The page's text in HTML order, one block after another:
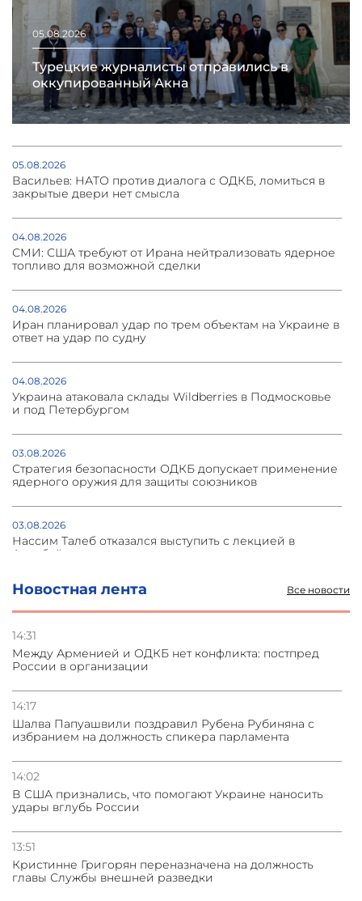
Новостная лента Все новости
14:31
Между Арменией и ОДКБ нет конфликта: постпред
России в организации
14:17
Шалва Папуашвили поздравил Рубена Рубиняна с
избранием на должность спикера парламента
14:02
В США признались, что помогают Украине наносить
удары вглубь России
13:51
Кристинне Григорян переназначена на должность
главы Службы внешней разведки
05.08.2026
Турецкие журналисты отправились в
оккупированный Акна
05.08.2026
Васильев: НАТО против диалога с ОДКБ, ломиться в
закрытые двери нет смысла
04.08.2026
СМИ: США требуют от Ирана нейтрализовать ядерное
топливо для возможной сделки
04.08.2026
Иран планировал удар по трем объектам на Украине в
ответ на удар по судну
04.08.2026
Украина атаковала склады Wildberries в Подмосковье
и под Петербургом
03.08.2026
Стратегия безопасности ОДКБ допускает применение
ядерного оружия для защиты союзников
03.08.2026
Нассим Талеб отказался выступить с лекцией в
Азербайджане
31.07.2026
Сотрудничество и очереди – детали визита главы
31.07.2026
31.07.2026
условии прекращения огня